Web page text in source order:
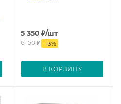
5 350 ₽/шт
6 150₽ -13%
В КОРЗИНУ